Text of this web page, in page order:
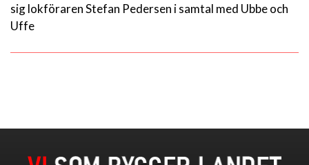
sig lokföraren Stefan Pedersen i samtal med Ubbe och
Uffe